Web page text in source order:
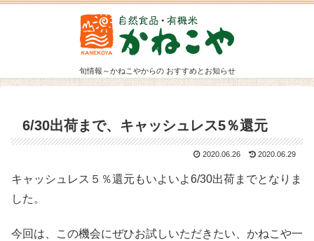
旬情報～かねこやからの おすすめとお知らせ
6/30出荷まで、キャッシュレス5％還元
2020.06.26 2020.06.29
キャッシュレス５％還元もいよいよ6/30出荷までとなりま
した。
今回は、この機会にぜひお試しいただきたい、かねこや一